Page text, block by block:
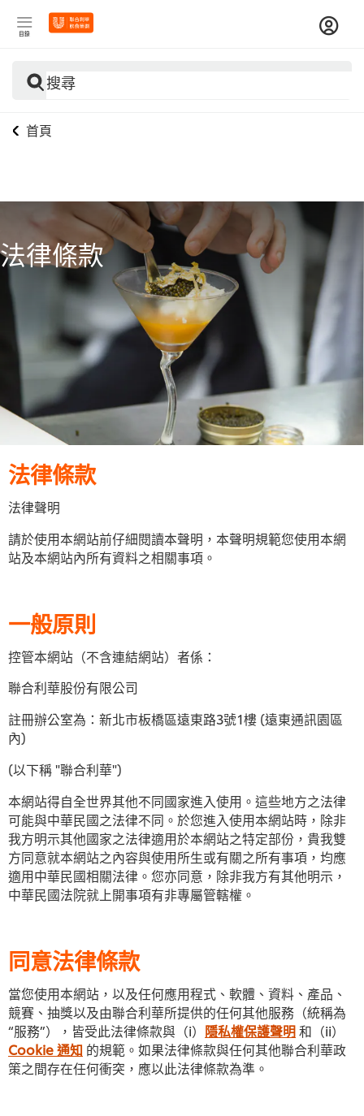
目錄
搜尋
首頁
法律條款
法律條款
法律聲明
請於使用本網站前仔細閱讀本聲明，本聲明規範您使用本網
站及本網站內所有資料之相關事項。
一般原則
控管本網站（不含連結網站）者係：
聯合利華股份有限公司
註冊辦公室為：新北市板橋區遠東路3號1樓 (遠東通訊園區
內)
(以下稱 "聯合利華")
本網站得自全世界其他不同國家進入使用。這些地方之法律
可能與中華民國之法律不同。於您進入使用本網站時，除非
我方明示其他國家之法律適用於本網站之特定部份，貴我雙
方同意就本網站之內容與使用所生或有關之所有事項，均應
適用中華民國相關法律。您亦同意，除非我方有其他明示，
中華民國法院就上開事項有非專屬管轄權。
同意法律條款
當您使用本網站，以及任何應用程式、軟體、資料、產品、
競賽、抽獎以及由聯合利華所提供的任何其他服務（統稱為
“服務”），皆受此法律條款與（i） 隱私權保護聲明和（ii）
Cookie 通知 的規範。如果法律條款與任何其他聯合利華政
策之間存在任何衝突，應以此法律條款為準。